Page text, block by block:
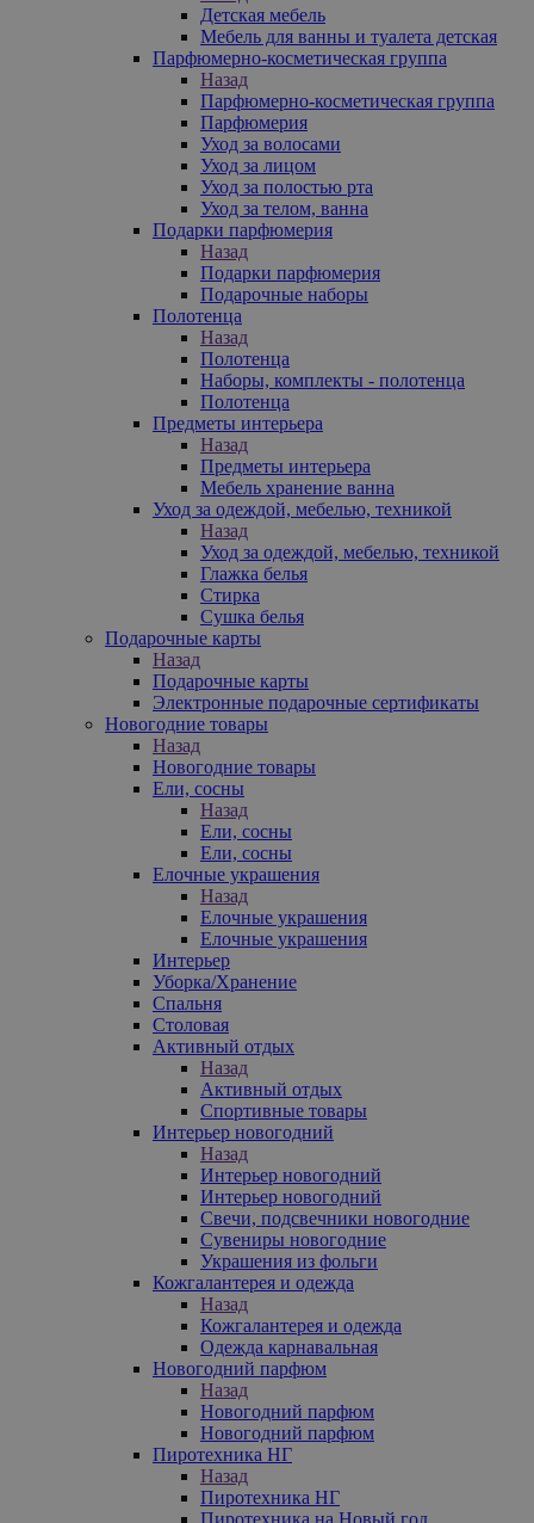
Детская мебель
Мебель для ванны и туалета детская
Парфюмерно-косметическая группа
Назад
Парфюмерно-косметическая группа
Парфюмерия
Уход за волосами
Уход за лицом
Уход за полостью рта
Уход за телом, ванна
Подарки парфюмерия
Назад
Подарки парфюмерия
Подарочные наборы
Полотенца
Назад
Полотенца
Наборы, комплекты - полотенца
Полотенца
Предметы интерьера
Назад
Предметы интерьера
Мебель хранение ванна
Уход за одеждой, мебелью, техникой
Назад
Уход за одеждой, мебелью, техникой
Глажка белья
Стирка
Сушка белья
Подарочные карты
Назад
Подарочные карты
Электронные подарочные сертификаты
Новогодние товары
Назад
Новогодние товары
Ели, сосны
Назад
Ели, сосны
Ели, сосны
Елочные украшения
Назад
Елочные украшения
Елочные украшения
Интерьер
Уборка/Хранение
Спальня
Столовая
Активный отдых
Назад
Активный отдых
Спортивные товары
Интерьер новогодний
Назад
Интерьер новогодний
Интерьер новогодний
Свечи, подсвечники новогодние
Сувениры новогодние
Украшения из фольги
Кожгалантерея и одежда
Назад
Кожгалантерея и одежда
Одежда карнавальная
Новогодний парфюм
Назад
Новогодний парфюм
Новогодний парфюм
Пиротехника НГ
Назад
Пиротехника НГ
Пиротехника на Новый год